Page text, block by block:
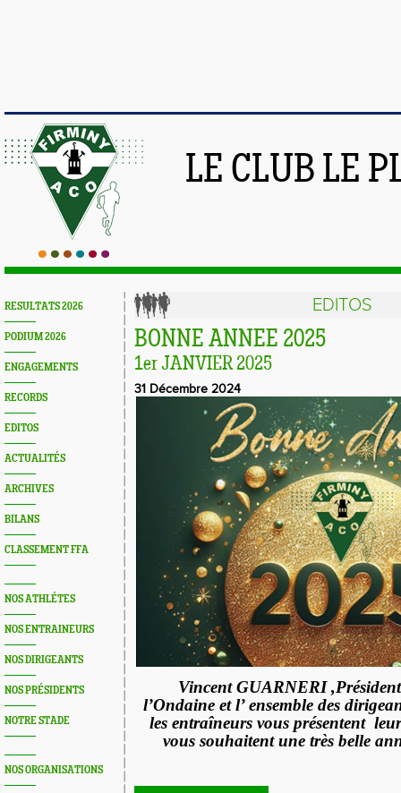
LE CLUB LE
RESULTATS 2026
PODIUM 2026
ENGAGEMENTS
RECORDS
EDITOS
ACTUALITÉS
ARCHIVES
BILANS
CLASSEMENT FFA
NOS ATHLÉTES
NOS ENTRAINEURS
NOS DIRIGEANTS
NOS PRÉSIDENTS
NOTRE STADE
NOS ORGANISATIONS
EDITOS
BONNE ANNEE 2025
1er JANVIER 2025
31 Décembre 2024
Vincent GUARNERI
l’Ondaine et l’ ensemble des
les entraîneurs vous présentent
vous souhaitent une très belle